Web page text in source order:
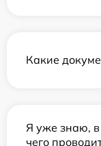
Какие
Я уже знаю,
чего